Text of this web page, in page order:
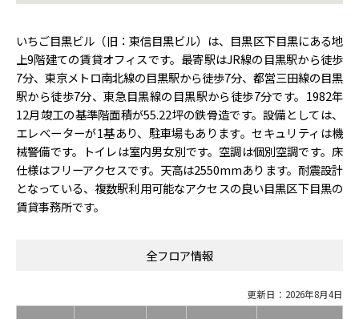
いちご目黒ビル（旧：東信目黒ビル）は、目黒区下目黒にある地
上9階建ての賃貸オフィスです。最寄駅はJR線の目黒駅から徒歩
7分、東京メトロ南北線の目黒駅から徒歩7分、都営三田線の目黒
駅から徒歩7分、東急目黒線の目黒駅から徒歩7分です。1982年
12月竣工の基準階面積が55.22坪の鉄骨造です。設備としては、
エレベーターが1基あり、駐車場もあります。セキュリティは機
械警備です。トイレは室内男女別です。空調は個別空調です。床
仕様はフリーアクセスです。天高は2550mmあります。耐震設計
となっている、複数駅利用可能なアクセスの良い目黒区下目黒の
賃貸事務所です。
全フロア情報
更新日：2026年8月4日